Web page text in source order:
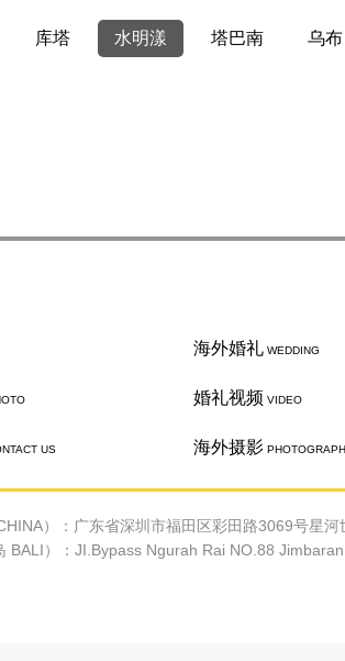
库塔 水明漾 塔巴南 乌布
海外婚礼 WEDDING
婚礼视频 VIDEO
US 海外摄影
）：广东省深圳市福田区彩田路3069号星
BALI）：JI.Bypass Ngurah Rai NO.88